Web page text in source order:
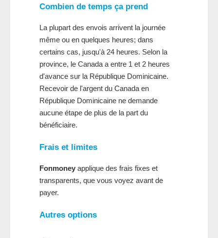
Combien de temps ça prend
La plupart des envois arrivent la journée
même ou en quelques heures; dans
certains cas, jusqu'à 24 heures. Selon la
province, le Canada a entre 1 et 2 heures
d'avance sur la République Dominicaine.
Recevoir de l'argent du Canada en
République Dominicaine ne demande
aucune étape de plus de la part du
bénéficiaire.
Frais et limites
Fonmoney applique des frais fixes et
transparents, que vous voyez avant de
payer.
Autres options